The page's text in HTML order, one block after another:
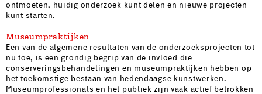
ontmoeten, huidig ​​onderzoek kunt delen en nieuwe projecten
kunt starten.
Museumpraktijken
Een van de algemene resultaten van de onderzoeksprojecten tot
nu toe, is een grondig begrip van de invloed die
conserveringsbehandelingen en museumpraktijken hebben op
het toekomstige bestaan ​​van hedendaagse kunstwerken.
Museumprofessionals en het publiek zijn vaak actief betrokken